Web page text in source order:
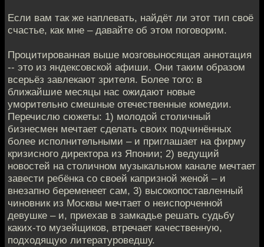
Если вам так же наплевать, найдёт ли этот тип своё
счастье, как мне – давайте об этом поговорим.
Процитированная выше мозговыносящая аннотация
-- это из яндексовской афиши. Они таким образом
всерьёз завлекают зрителя. Более того: в
ближайшие месяцы нас ожидают новые
уморительно смешные отечественные комедии.
Перечислю сюжеты: 1) молодой столичный
бизнесмен мечтает сделать своих подчинённых
более исполнительными – и приглашает на фирму
кризисного директора из Японии; 2) ведущий
новостей на столичном музыкальном канале мечтает
завести ребёнка со своей капризной женой – и
внезапно беременеет сам, 3) высокопоставленный
чиновник из Москвы мечтает о неиспорченной
девушке – и, приехав в замкадье решать судьбу
каких-то музейщиков, втречает качественную,
подходящую литературоведшу.